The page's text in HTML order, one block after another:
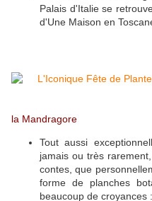
Palais d'Italie se
d'Une Maison en
la Mandragore
Tout aussi
jamais ou très
contes, que
forme de planches
beaucoup de croyances